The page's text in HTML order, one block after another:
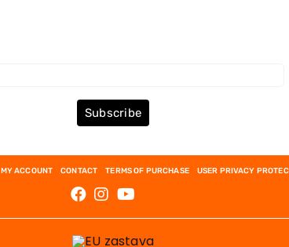
Subscribe
MY ACCOUNT CONTACT TERMS OF PURCHASE USER PRIVACY